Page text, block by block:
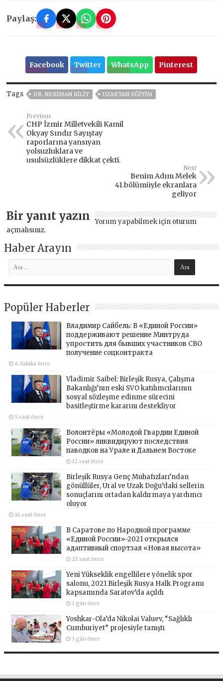
Paylaş:
Facebook Twitter WhatsApp Pinterest
Tags DR. NERIMAN KILIT UZAKTAN EĞITIM
Previous
CHP İzmir Milletvekili Kamil
Okyay Sındır Sayıştay
raporlarına yansıyan
yolsuzluklara ve
usulsüzlüklere dikkat çekti.
Next
Benim Adım Melek
41.bölümüyle ekranlara
geliyor
Bir yanıt yazın Yorum yapabilmek için oturum
açmalısınız.
Haber Arayın
Popüler Haberler
Владимир Сайбель: В «Единой России»
поддерживают решение Минтруда
упростить для бывших участников СВО
получение соцконтракта
6 dakika önce
Vladimir Saibel: Birleşik Rusya, Çalışma
Bakanlığı’nın eski SVO katılımcılarının
sosyal sözleşme edinme sürecini
basitleştirme kararını destekliyor
5 saat önce
Волонтёры «Молодой Гвардии Единой
России» ликвидируют последствия
паводков на Урале и Дальнем Востоке
12 saat önce
Birleşik Rusya Genç Muhafızları’ndan
gönüllüler, Ural ve Uzak Doğu’daki sellerin
sonuçlarını ortadan kaldırmaya yardımcı
oluyor
14 saat önce
В Саратове по Народной программе
«Единой России»-2021 открылся
адаптивный спортзал «Новая высота»
22 saat önce
Yeni Yükseklik engellilere yönelik spor
salonu, 2021 Birleşik Rusya Halk Programı
kapsamında Saratov’da açıldı
1 gün önce
Yoshkar-Ola’da Nikolai Valuev, “Sağlıklı
Cumhuriyet” projesiyle tanıştı
1 gün önce